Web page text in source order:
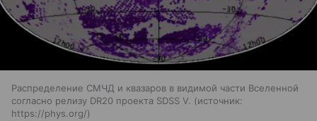
Распределение СМЧД и квазаров в видимой части Вселенной
согласно релизу DR20 проекта SDSS V.
источник:
https://phys.org/